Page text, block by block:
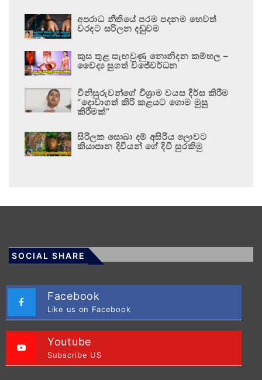
අපරාධ නීතියේ පරම පදනම හෙවත්
වරදට සරිලන දඬුවම
කුස තුළ සැඟවුණු නොනිදන කම්හල –
වෛද්‍ය සුගත් විජේවර්ධන
විනිසුරුවන්ගේ විශ්‍රාම වයස දීර්ඝ කිරීම
“දොවාගත් කිරි කළයට ගොම මුසු
කිරීමක්”
සිරිලක සොබා දම් අසිරිය ලොවට
කියාපාන දිවියන් ගේ දිවි සුරකිමු
SOCIAL SHARE
Facebook
Like us on Facebook
Youtube
Subscribe US